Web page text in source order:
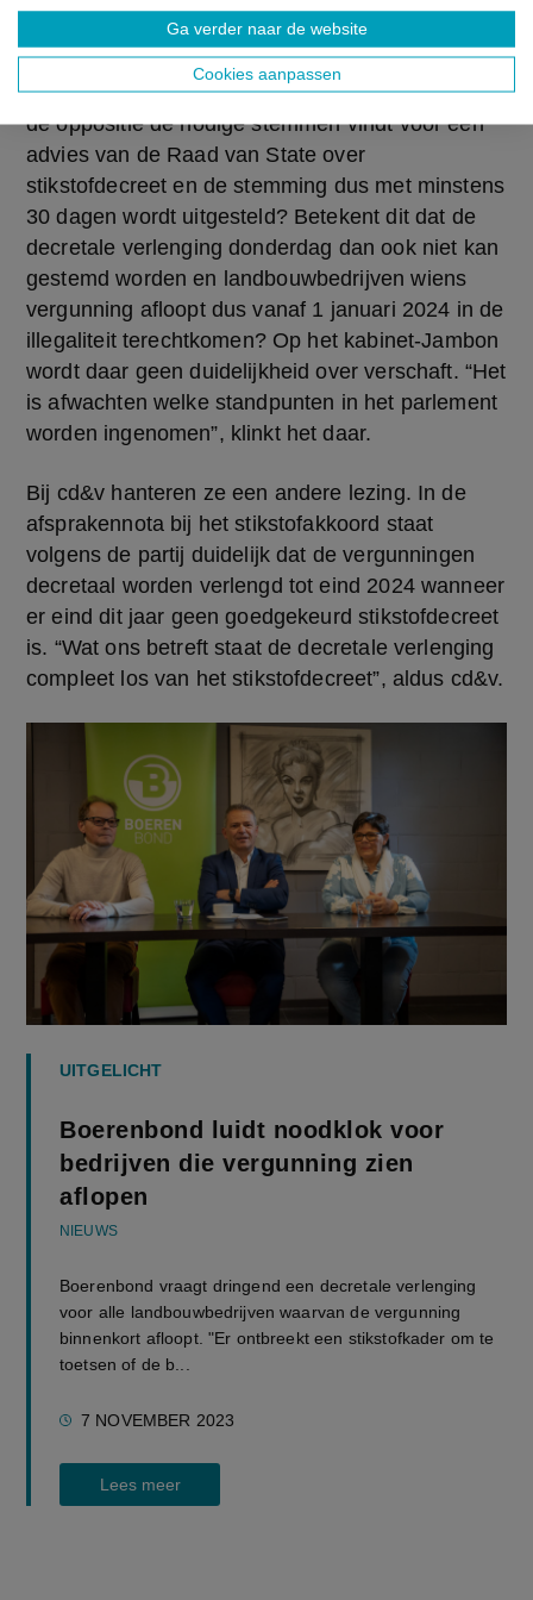
Ga verder naar de website
Cookies aanpassen
de wandelgangen is te horen dat het de minister-
president was die aandrong op een koppeling
van beide dossiers. Maar wat gebeurt er nu als
de oppositie de nodige stemmen vindt voor een
advies van de Raad van State over
stikstofdecreet en de stemming dus met minstens
30 dagen wordt uitgesteld? Betekent dit dat de
decretale verlenging donderdag dan ook niet kan
gestemd worden en landbouwbedrijven wiens
vergunning afloopt dus vanaf 1 januari 2024 in de
illegaliteit terechtkomen? Op het kabinet-Jambon
wordt daar geen duidelijkheid over verschaft. “Het
is afwachten welke standpunten in het parlement
worden ingenomen”, klinkt het daar.
Bij cd&v hanteren ze een andere lezing. In de
afsprakennota bij het stikstofakkoord staat
volgens de partij duidelijk dat de vergunningen
decretaal worden verlengd tot eind 2024 wanneer
er eind dit jaar geen goedgekeurd stikstofdecreet
is. “Wat ons betreft staat de decretale verlenging
compleet los van het stikstofdecreet”, aldus cd&v.
UITGELICHT
Boerenbond luidt noodklok voor
bedrijven die vergunning zien
aflopen
NIEUWS
Boerenbond vraagt dringend een decretale verlenging
voor alle landbouwbedrijven waarvan de vergunning
binnenkort afloopt. "Er ontbreekt een stikstofkader om te
toetsen of de b...
7 NOVEMBER 2023
Lees meer